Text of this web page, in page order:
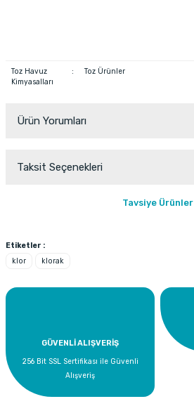
Toz Havuz
Kimyasalları
: Toz Ürünler
Ürün Yorumları
Taksit Seçenekleri
Tavsiye Ürünler
Etiketler :
klor
klorak
GÜVENLİ ALIŞVERİŞ
256 Bit SSL Sertifikası ile Güvenli
Alışveriş